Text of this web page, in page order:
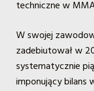
techniczne w
W swojej
zadebiutował w
systematycznie
imponujący bilans